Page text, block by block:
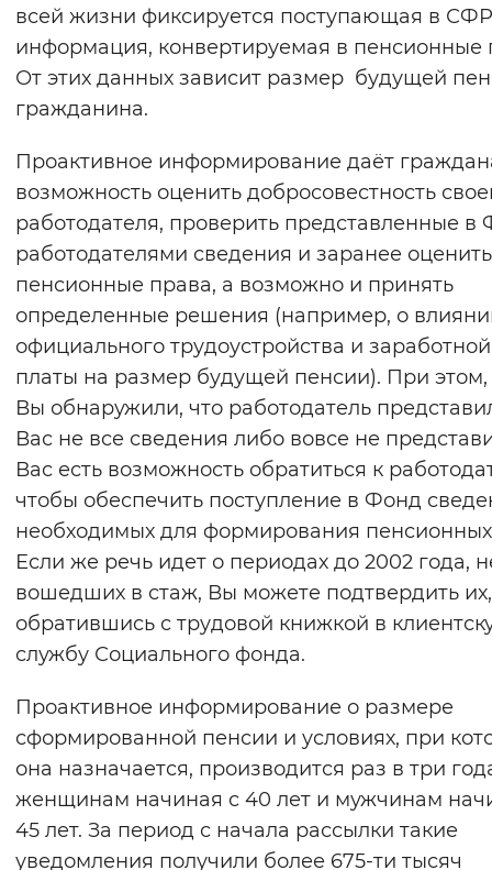
всей жизни фиксируется поступающая в СФР
информация, конвертируемая в пенсионные
От этих данных зависит размер будущей
гражданина.
Проактивное информирование даёт
возможность оценить добросовестность
работодателя, проверить представленные в
работодателями сведения и заранее
пенсионные права, а возможно и принять
определенные решения (например, о
официального трудоустройства и заработной
платы на размер будущей пенсии). При этом,
Вы обнаружили, что работодатель
Вас не все сведения либо вовсе не
Вас есть возможность обратиться к
чтобы обеспечить поступление в Фонд
необходимых для формирования
Если же речь идет о периодах до 2002 года,
вошедших в стаж, Вы можете подтвердить их,
обратившись с трудовой книжкой в
службу Социального фонда.
Проактивное информирование о размере
сформированной пенсии и условиях, при
она назначается, производится раз в три
женщинам начиная с 40 лет и мужчинам
45 лет. За период с начала рассылки такие
уведомления получили более 675-ти тысяч